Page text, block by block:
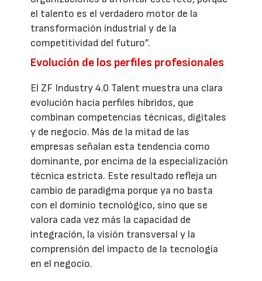
el talento es el verdadero motor de la
transformación industrial y de la
competitividad del futuro”.
Evolución de los perfiles profesionales
El ZF Industry 4.0 Talent muestra una clara
evolución hacia perfiles híbridos, que
combinan competencias técnicas, digitales
y de negocio. Más de la mitad de las
empresas señalan esta tendencia como
dominante, por encima de la especialización
técnica estricta. Este resultado refleja un
cambio de paradigma porque ya no basta
con el dominio tecnológico, sino que se
valora cada vez más la capacidad de
integración, la visión transversal y la
comprensión del impacto de la tecnología
en el negocio.